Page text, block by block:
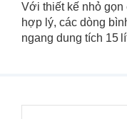
Với thiết kế nhỏ
hợp lý, các dòng
ngang dung tích 15